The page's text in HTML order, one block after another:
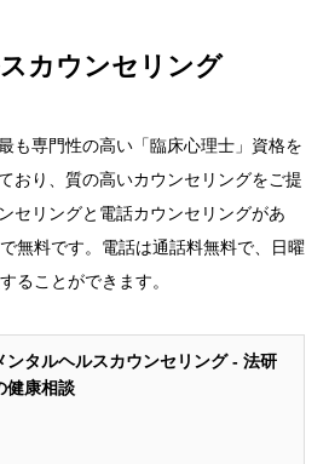
カウンセリング
も専門性の高い「臨床心理士」資格を
おり、質の高いカウンセリングをご提
セリングと電話カウンセリングがあ
無料です。電話は通話料無料で、日曜
ることができます。
ンタルヘルスカウンセリング - 法研
健康相談